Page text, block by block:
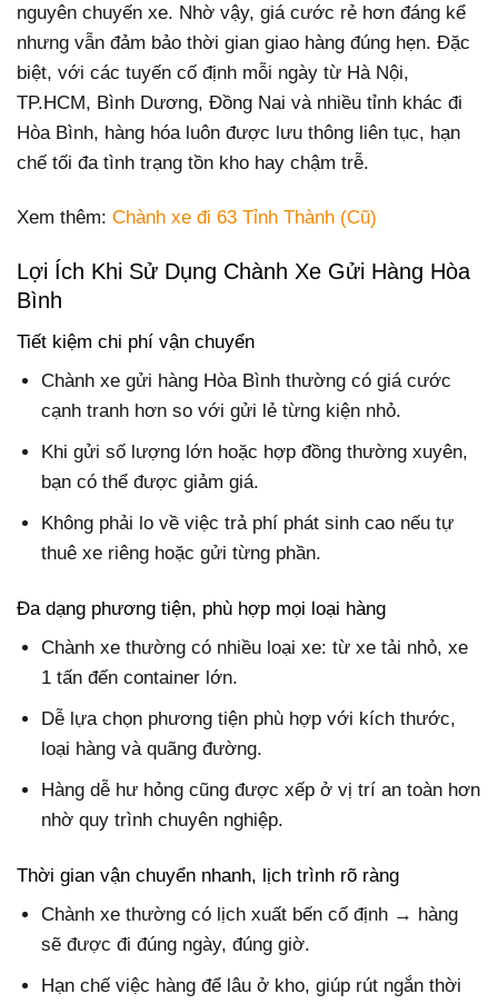
nguyên chuyến xe. Nhờ vậy, giá cước rẻ hơn đáng kể
nhưng vẫn đảm bảo thời gian giao hàng đúng hẹn. Đặc
biệt, với các tuyến cố định mỗi ngày từ Hà Nội,
TP.HCM, Bình Dương, Đồng Nai và nhiều tỉnh khác đi
Hòa Bình, hàng hóa luôn được lưu thông liên tục, hạn
chế tối đa tình trạng tồn kho hay chậm trễ.
Xem thêm: Chành xe đi 63 Tỉnh Thành (Cũ)
Lợi Ích Khi Sử Dụng Chành Xe Gửi Hàng Hòa
Bình
Tiết kiệm chi phí vận chuyển
Chành xe gửi hàng Hòa Bình thường có giá cước
cạnh tranh hơn so với gửi lẻ từng kiện nhỏ.
Khi gửi số lượng lớn hoặc hợp đồng thường xuyên,
bạn có thể được giảm giá.
Không phải lo về việc trả phí phát sinh cao nếu tự
thuê xe riêng hoặc gửi từng phần.
Đa dạng phương tiện, phù hợp mọi loại hàng
Chành xe thường có nhiều loại xe: từ xe tải nhỏ, xe
1 tấn đến container lớn.
Dễ lựa chọn phương tiện phù hợp với kích thước,
loại hàng và quãng đường.
Hàng dễ hư hỏng cũng được xếp ở vị trí an toàn hơn
nhờ quy trình chuyên nghiệp.
Thời gian vận chuyển nhanh, lịch trình rõ ràng
Chành xe thường có lịch xuất bến cố định → hàng
sẽ được đi đúng ngày, đúng giờ.
Hạn chế việc hàng để lâu ở kho, giúp rút ngắn thời